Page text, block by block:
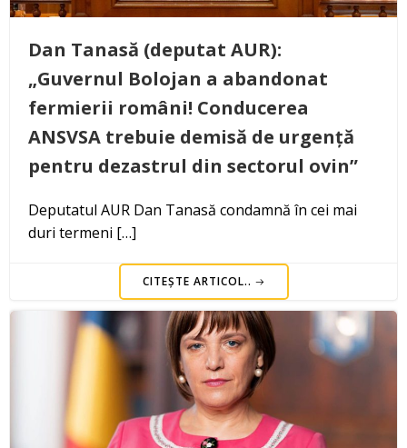
Dan Tanasă (deputat AUR):
„Guvernul Bolojan a abandonat
fermierii români! Conducerea
ANSVSA trebuie demisă de urgență
pentru dezastrul din sectorul ovin”
Deputatul AUR Dan Tanasă condamnă în cei mai
duri termeni […]
CITEȘTE ARTICOL..